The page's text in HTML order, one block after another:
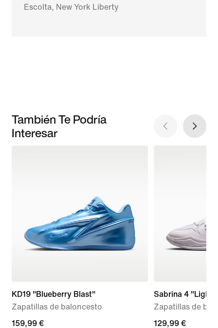
Escolta, New York Liberty
También Te Podría
Interesar
KD19 "Blueberry Blast"
Zapatillas de baloncesto
159,99 €
159,99 €
Sabrina 4 "Light
Zapatillas de
129,99 €
129,99 €